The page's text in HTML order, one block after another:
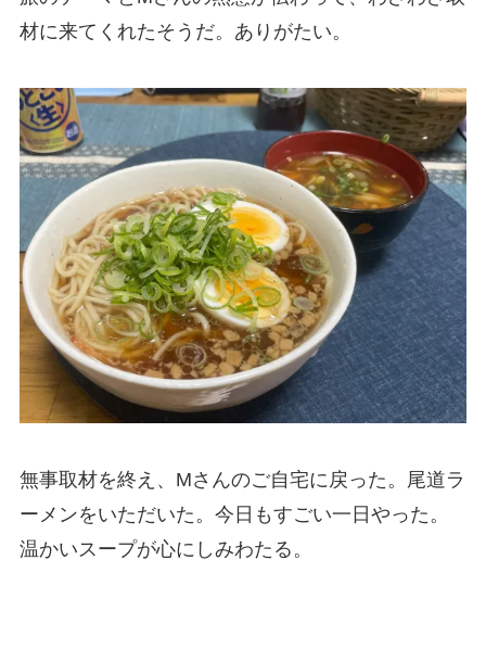
材に来てくれたそうだ。ありがたい。
無事取材を終え、Mさんのご自宅に戻った。尾道ラ
ーメンをいただいた。今日もすごい一日やった。
温かいスープが心にしみわたる。